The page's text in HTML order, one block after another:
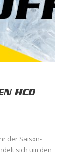
HCD
der Saison-
sich um den